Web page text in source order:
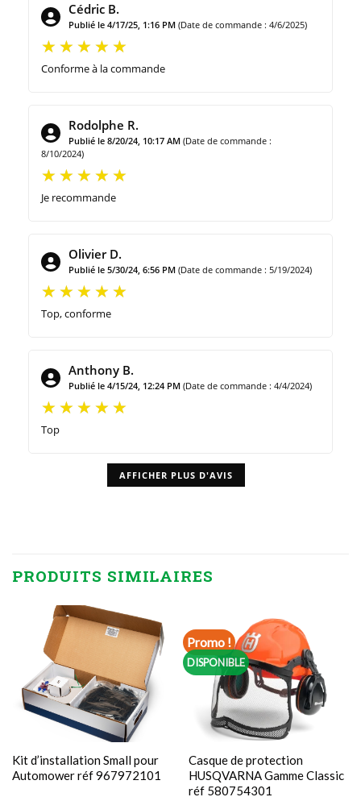
Cédric B.
Publié le 4/17/25, 1:16 PM (Date de commande : 4/6/2025)
Conforme à la commande
Rodolphe R.
Publié le 8/20/24, 10:17 AM (Date de commande :
8/10/2024)
Je recommande
Olivier D.
Publié le 5/30/24, 6:56 PM (Date de commande : 5/19/2024)
Top, conforme
Anthony B.
Publié le 4/15/24, 12:24 PM (Date de commande : 4/4/2024)
Top
AFFICHER PLUS D'AVIS
PRODUITS SIMILAIRES
Kit d’installation Small pour
Automower réf 967972101
Promo !
DISPONIBLE
Casque de protection
HUSQVARNA Gamme Classic
réf 580754301